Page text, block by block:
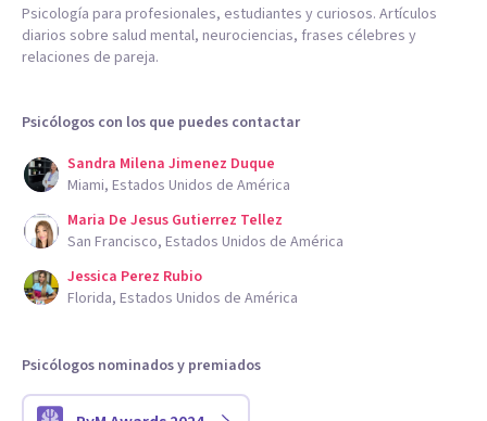
Psicología para profesionales, estudiantes y curiosos. Artículos
diarios sobre salud mental, neurociencias, frases célebres y
relaciones de pareja.
Psicólogos con los que puedes contactar
Sandra Milena Jimenez Duque
Miami, Estados Unidos de América
Maria De Jesus Gutierrez Tellez
San Francisco, Estados Unidos de América
Jessica Perez Rubio
Florida, Estados Unidos de América
Psicólogos nominados y premiados